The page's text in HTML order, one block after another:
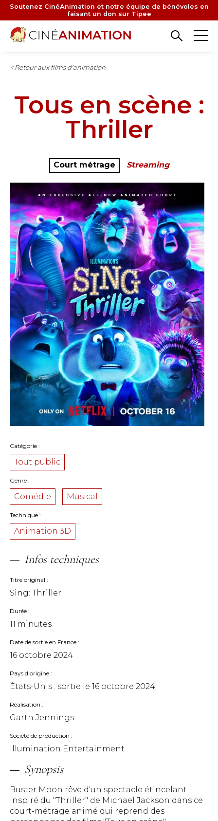
Aller
contenu
principal
Soutenez CinéAnimation et notre équipe de bénévoles en
faisant un don sur Tipee
< Retour aux films d'animation
Tous en scène :
Thriller
Court métrage Streaming
Catégorie
Tout public
Genre
Comédie Musical
Technique
Animation 3D
Infos techniques
Titre original
Sing: Thriller
Durée
11 minutes
Date de sortie en France
16 octobre 2024
Pays d'origine
États-Unis : sortie le 16 octobre 2024
Réalisation
Garth Jennings
Société de production
Illumination Entertainment
Synopsis
Buster Moon rêve d'un spectacle étincelant
inspiré du "Thriller" de Michael Jackson dans ce
court-métrage animé qui reprend des